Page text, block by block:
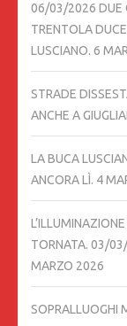
06/03/2026 DUE
TRENTOLA
LUSCIANO. 6
STRADE
ANCHE A
LA BUCA
ANCORA LÌ. 4
TORNATA. 03/
MARZO 2026
SOPRALLUOGHI